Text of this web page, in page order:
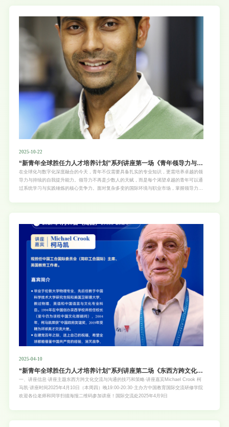
交实践，与大家共同探讨中国声音的
2025-10-22
“新青年全球胜任力人才培养计划”系列讲座第一场《青年领导力与自
我提升课——塑造未来领袖》
在全球化与数字化深度融合的今天，青年不仅需要具备扎实的专业知识，更需培养卓越的领
导力与持续的自我提升能力。领导力不再是少数人的天赋，而是每个渴望卓越的青年可以通
过系统学习与实践锤炼的核心竞争力。面对复杂多变的国际环境与职业市场，掌握领导力思
的教学与研究经验，系统
2025-04-10
“新青年全球胜任力人才培养计划”系列讲座第二场《东西方跨文化交
流与沟通的技巧和策略》
一、讲座信息·讲座主题东西方跨文化交流与沟通的技巧和策略·讲座嘉宾Michael Crook 柯
马凯·讲座时间2025年4月10日（本周四）晚19:00-20:30·主办方中国教育国际交流研修学院
欢迎各位老师和同学扫描海报二维码参加讲座！国际交流处2025年4月9日